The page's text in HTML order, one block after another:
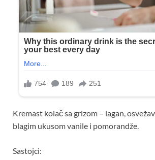
Kremast kolač sa grizom – lagan,
blagim ukusom vanile i pomorandže.
Sastojci: